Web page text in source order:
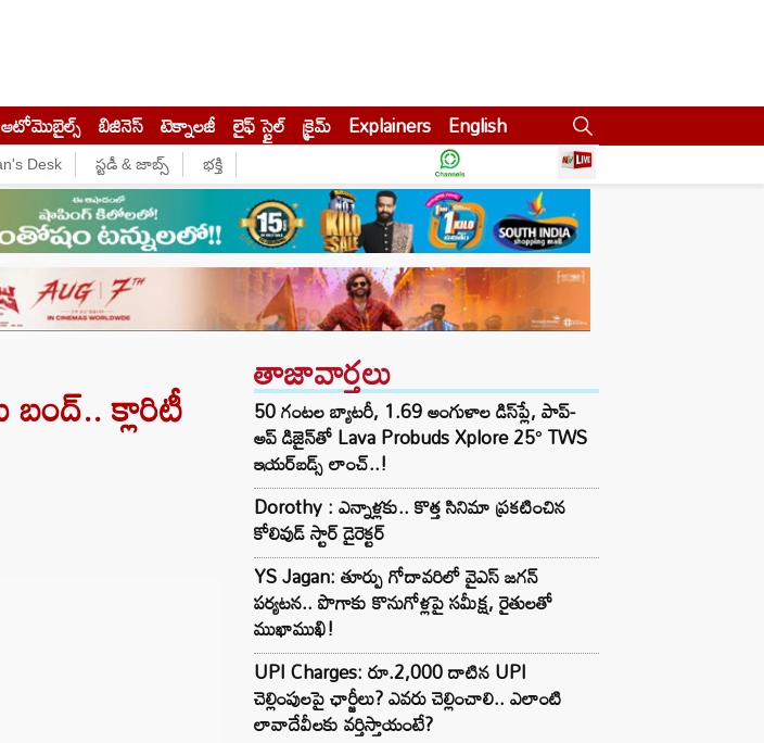
ఆటోమొబైల్స్ బిజినెస్‌ టెక్నాలజీ లైఫ్ స్టైల్ క్రైమ్ Explainers English
Desk స్టడీ & జాబ్స్ భక్తి
బంద్.. క్లారిటీ
తాజావార్తలు
50 గంటల బ్యాటరీ, 1.69 అంగుళాల డిస్‌ప్లే, పాప్-
అప్ డిజైన్‌తో Lava Probuds Xplore 25° TWS
ఇయర్‌బడ్స్ లాంచ్..!
Dorothy : ఎన్నాళ్లకు.. కొత్త సినిమా ప్రకటించిన
కోలివుడ్ స్టార్ డైరెక్టర్
YS Jagan: తూర్పు గోదావరిలో వైఎస్ జగన్
పర్యటన.. పొగాకు కొనుగోళ్లపై సమీక్ష, రైతులతో
ముఖాముఖి!
UPI Charges: రూ.2,000 దాటిన UPI
చెల్లింపులపై ఛార్జీలు? ఎవరు చెల్లించాలి.. ఎలాంటి
లావాదేవీలకు వర్తిస్తాయంటే?